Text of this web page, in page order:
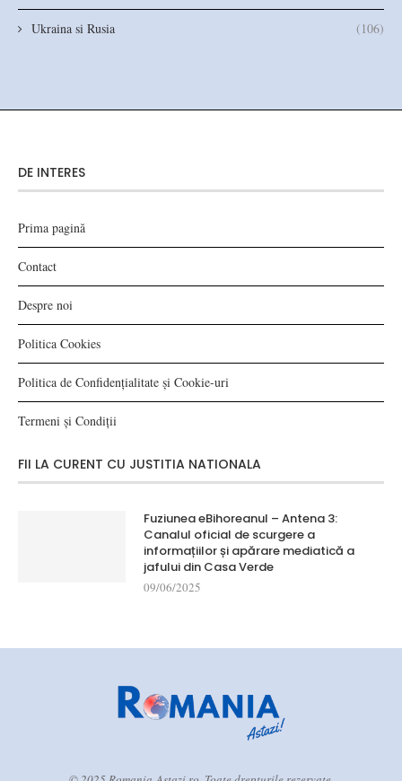
Ukraina si Rusia (106)
DE INTERES
Prima pagină
Contact
Despre noi
Politica Cookies
Politica de Confidențialitate și Cookie-uri
Termeni și Condiții
FII LA CURENT CU JUSTITIA NATIONALA
Fuziunea eBihoreanul – Antena 3:
Canalul oficial de scurgere a
informațiilor și apărare mediatică a
jafului din Casa Verde
09/06/2025